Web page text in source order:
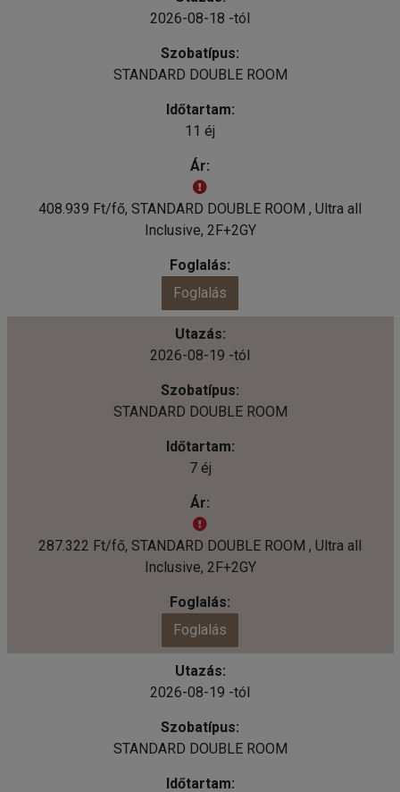
2026-08-18 -tól
STANDARD DOUBLE ROOM
11 éj
408.939 Ft/fő, STANDARD DOUBLE ROOM , Ultra all
Inclusive, 2F+2GY
Foglalás
2026-08-19 -tól
STANDARD DOUBLE ROOM
7 éj
287.322 Ft/fő, STANDARD DOUBLE ROOM , Ultra all
Inclusive, 2F+2GY
Foglalás
2026-08-19 -tól
STANDARD DOUBLE ROOM